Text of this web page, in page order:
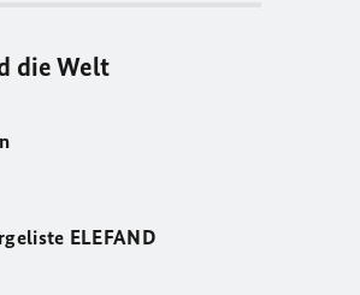
die Welt
ELEFAND